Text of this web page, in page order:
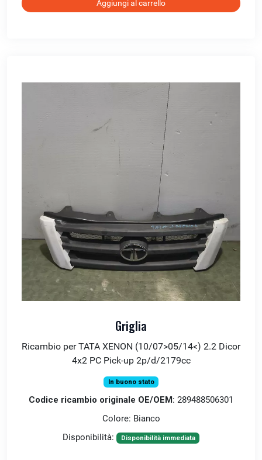
Aggiungi al carrello
Griglia
Ricambio per TATA XENON (10/07>05/14<) 2.2 Dicor
4x2 PC Pick-up 2p/d/2179cc
In buono stato
Codice ricambio originale OE/OEM: 289488506301
Colore: Bianco
Disponibilità:
Disponibilità immediata